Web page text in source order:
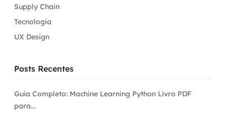
Supply Chain
Tecnologia
UX Design
Posts Recentes
Guia Completo: Machine Learning Python Livro PDF
para...